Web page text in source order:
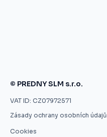
© PREDNY SLM s.r.o.
VAT ID: CZ07972571
Zásady ochrany osobních údajů
Cookies